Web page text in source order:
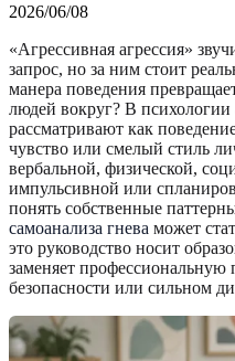
2026/06/08
«Агрессивная агрессия»
запрос, но за ним стоит
манера поведения
людей вокруг? В
рассматривают как
чувство или смелый стиль
вербальной, физической,
импульсивной или
понять собственные
самоанализа гнева может
это руководство носит
заменяет профессиональную
безопасности или сильном